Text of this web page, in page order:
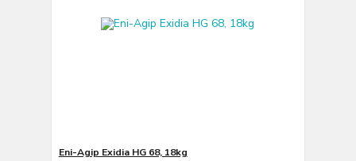
Eni-Agip Exidia HG 68, 18kg